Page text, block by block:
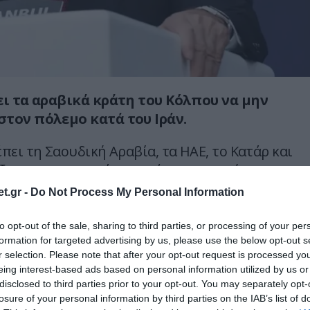
- Do Not Process My Personal Information
opt-out of the sale, sharing to third parties, or processing of your
for targeted advertising by us, please use the below opt-out
selection. Please note that after your opt-out request is processed
interest-based ads based on personal information utilized by us
to third parties prior to your opt-out. You may separately
of your personal information by third parties on the IAB’s list of
τα αραβικά κράτη του Κόλπου να μην
πόλεμο κατά του Ιράν.
τη Σαουδική Αραβία, τα ΗΑΕ, το Κατάρ και
αυτοσυγκράτηση μέσω εντατικής